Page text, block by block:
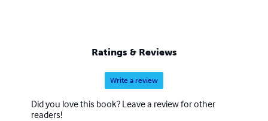
Ratings & Reviews
Write a review
Did you love this book? Leave a review for other
readers!